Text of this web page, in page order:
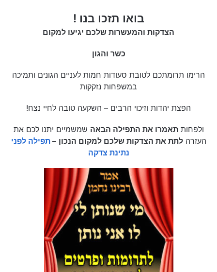
בואו תזכו בנו !
הצדקות והמעשרות שלכם יגיעו למקום
כשר והגון
הרימו תרומתכם לטובת סעודות חמות לעניים הגונים ותמיכה
במשפחות נזקקות
הפצת יהדות וזיכוי הרבים – השקעה טובה לחיי נצח!
ולפחותתאמרו את התפילה הבאה שמשמיים יתנו לכם את
העזרהלתת את הצדקות שלכם למקום הנכון –תפילה לפני
נתינת צדקה